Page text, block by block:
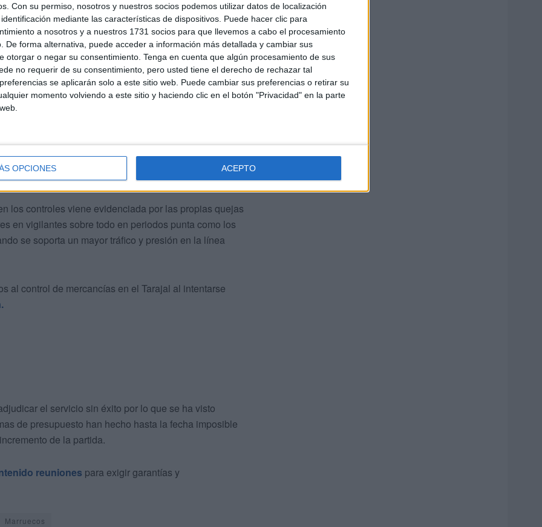
Con su permiso, nosotros y nuestros socios podemos utilizar datos de localización
mediante las características de dispositivos. Puede hacer clic para
a nosotros y a nuestros 1731 socios para que llevemos a cabo el procesamiento
De forma alternativa, puede acceder a información más detallada y cambiar sus
otorgar o negar su consentimiento. Tenga en cuenta que algún procesamiento de sus
no requerir de su consentimiento, pero usted tiene el derecho de rechazar tal
se aplicarán solo a este sitio web. Puede cambiar sus preferencias o retirar su
momento volviendo a este sitio y haciendo clic en el botón "Privacidad" en la parte
OPCIONES ACEPTO
en el paso fronterizo.
de 33 metros cúbicos de capacidad a disposición
porque supone incurrir en contrabando.
ya ha sido publicada en la plataforma de
se puede prorrogar hasta un máximo de 4.
los controles viene evidenciada por las propias quejas
en vigilantes sobre todo en periodos punta como los
se soporta un mayor tráfico y presión en la línea
al control de mercancías en el Tarajal al intentarse
el servicio sin éxito por lo que se ha visto
de presupuesto han hecho hasta la fecha imposible
de la partida.
reuniones para exigir garantías y
Marruecos